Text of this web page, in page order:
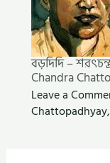
বড়দিদি –
Chandra
Leave a
Chattopadhyay,